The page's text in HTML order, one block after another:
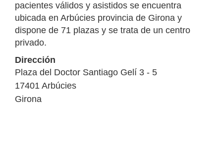
pacientes válidos y asistidos se encuentra
ubicada en Arbúcies provincia de Girona y
dispone de 71 plazas y se trata de un centro
privado.
Dirección
Plaza del Doctor Santiago Gelí 3 - 5
17401 Arbúcies
Girona